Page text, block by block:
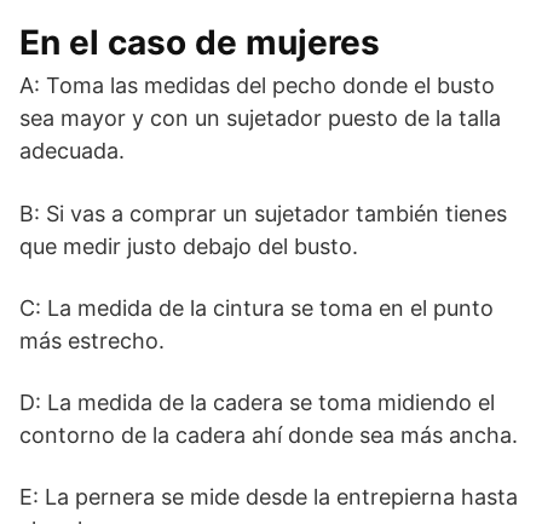
En el caso de mujeres
A: Toma las medidas del pecho donde el busto
sea mayor y con un sujetador puesto de la talla
adecuada.
B: Si vas a comprar un sujetador también tienes
que medir justo debajo del busto.
C: La medida de la cintura se toma en el punto
más estrecho.
D: La medida de la cadera se toma midiendo el
contorno de la cadera ahí donde sea más ancha.
E: La pernera se mide desde la entrepierna hasta